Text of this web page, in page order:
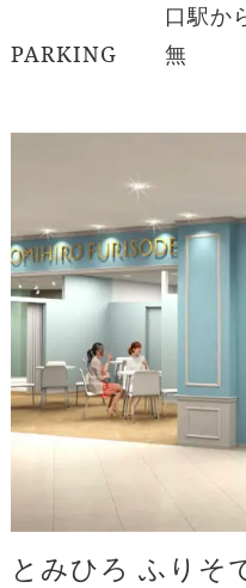
口駅か
PARKING
無
とみひろ ふりそ